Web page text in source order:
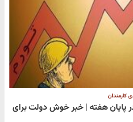
کارمندان
پایان هفته | خبر خوش دولت برای